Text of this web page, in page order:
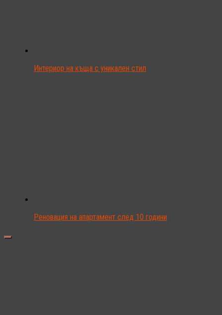
Интериор на къща с уникален стил
Реновация на апартамент след 10 години